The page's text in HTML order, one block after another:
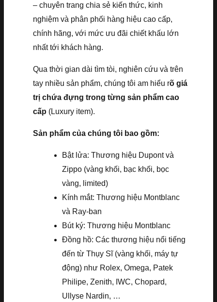
– chuyên trang chia sẻ kiến thức, kinh
nghiệm và phân phối hàng hiệu cao cấp,
chính hãng, với mức ưu đãi chiết khấu lớn
nhất tới khách hàng.
Qua thời gian dài tìm tòi, nghiên cứu và trên
tay nhiều sản phẩm, chúng tôi am hiểu rõ giá
trị chứa đựng trong từng sản phẩm cao
cấp (Luxury item).
Sản phẩm của chúng tôi bao gồm:
Bật lửa: Thương hiệu Dupont và
Zippo (vàng khối, bạc khối, bọc
vàng, limited)
Kính mắt: Thương hiệu Montblanc
và Ray-ban
Bút ký: Thương hiệu Montblanc
Đồng hồ: Các thương hiệu nổi tiếng
đến từ Thụy Sĩ (vàng khối, máy tự
động) như Rolex, Omega, Patek
Philipe, Zenith, IWC, Chopard,
Ullyse Nardin, …